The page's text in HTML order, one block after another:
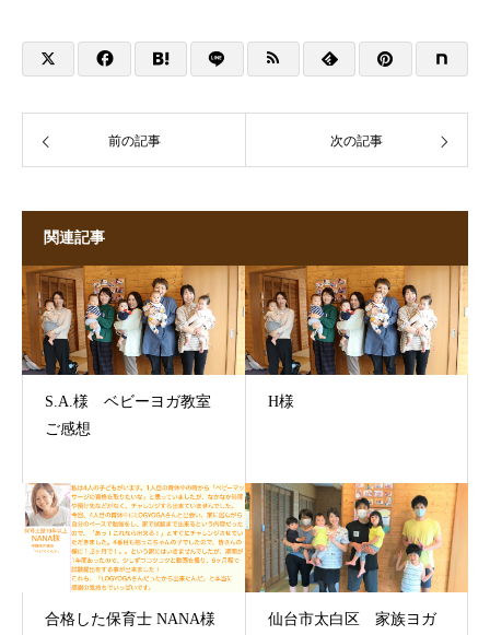
前の記事 次の記事
関連記事
S.A.様 ベビーヨガ教室
ご感想
H様
合格した保育士 NANA様
仙台市太白区 家族ヨガ